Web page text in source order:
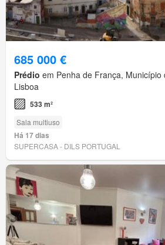
685 000 €
Prédio em Penha de França, Município
Lisboa
533 m²
Sala multiuso
Há 17 dias
SUPERCASA - DILS PORTUGAL